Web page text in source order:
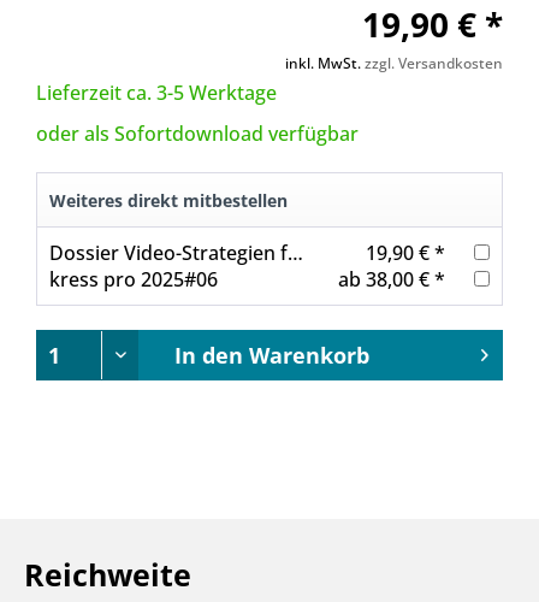
19,90 € *
inkl. MwSt.zzgl. Versandkosten
Lieferzeit ca. 3-5 Werktage
oder als Sofortdownload verfügbar
Weiteres direkt mitbestellen
Dossier Video-Strategien für Publisher
19,90 € *
kress pro 2025#06
ab 38,00 € *
In den Warenkorb
Reichweite